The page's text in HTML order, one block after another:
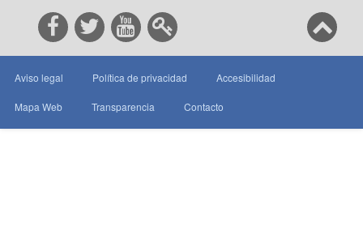
Aviso legal Política de privacidad Accesibilidad
Mapa Web Transparencia Contacto